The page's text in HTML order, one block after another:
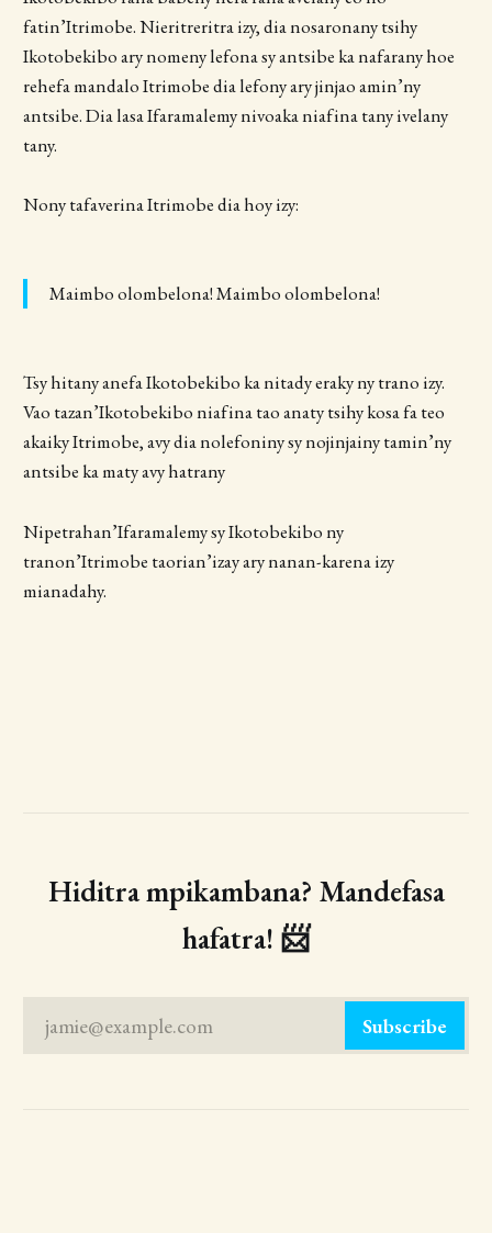
fatin’Itrimobe. Nieritreritra izy, dia nosaronany tsihy
Ikotobekibo ary nomeny lefona sy antsibe ka nafarany hoe
rehefa mandalo Itrimobe dia lefony ary jinjao amin’ny
antsibe. Dia lasa Ifaramalemy nivoaka niafina tany ivelany
tany.
Nony tafaverina Itrimobe dia hoy izy:
Maimbo olombelona! Maimbo olombelona!
Tsy hitany anefa Ikotobekibo ka nitady eraky ny trano izy.
Vao tazan’Ikotobekibo niafina tao anaty tsihy kosa fa teo
akaiky Itrimobe, avy dia nolefoniny sy nojinjainy tamin’ny
antsibe ka maty avy hatrany
Nipetrahan’Ifaramalemy sy Ikotobekibo ny
tranon’Itrimobe taorian’izay ary nanan-karena izy
mianadahy.
Hiditra mpikambana? Mandefasa
hafatra! 📨
jamie@example.com Subscribe